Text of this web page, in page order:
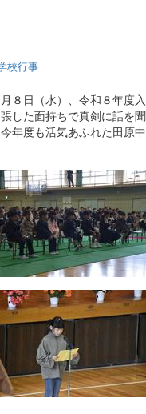
校行事
８日（水）、令和８年度
した面持ちで真剣に話を
年度も活気あふれた田原